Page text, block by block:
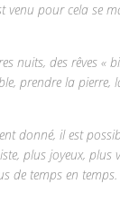
venu pour cela se
nuits, des rêves «
prendre la pierre,
donné, il est
plus joyeux, plus
de temps en temps.